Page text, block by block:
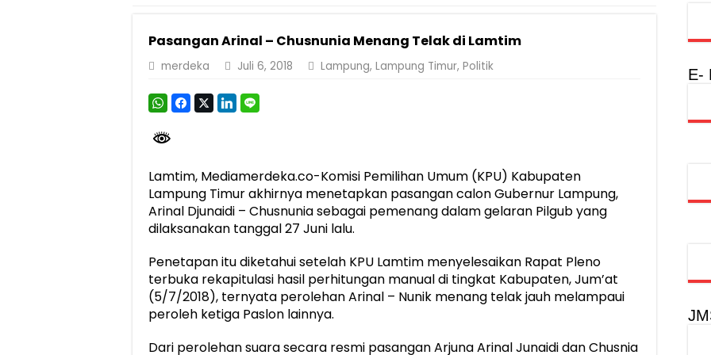
Dirut Jasa Raharja Dampingi Wamenhub Tinjau Penanganan Korban KM Mutiara Sentosa II di RS PHC
Pastikan Pelayanan Maksimal, Direksi Jasa Raharja Tinjau Korban Kebakaran KM Mutiara Sentosa II
Dirut Jasa Raharja Dampingi Wamenhub Tinjau Penanganan Korban KM Mutiara Sentosa II di RS PHC Surabaya
Purnama Wulan Sari Mirza Buka SiSeSa Roadshow Lampung 2026, Dorong Kolaborasi Industri Kreatif dan
Pasangan Arinal – Chusnunia Menang Telak di Lamtim
merdeka Juli 6, 2018 Lampung, Lampung Timur, Politik
Lamtim, Mediamerdeka.co-Komisi Pemilihan Umum (KPU) Kabupaten
Lampung Timur akhirnya menetapkan pasangan calon Gubernur Lampung,
Arinal Djunaidi – Chusnunia sebagai pemenang dalam gelaran Pilgub yang
dilaksanakan tanggal 27 Juni lalu.
Penetapan itu diketahui setelah KPU Lamtim menyelesaikan Rapat Pleno
terbuka rekapitulasi hasil perhitungan manual di tingkat Kabupaten, Jum’at
(5/7/2018), ternyata perolehan Arinal – Nunik menang telak jauh melampaui
peroleh ketiga Paslon lainnya.
Dari perolehan suara secara resmi pasangan Arjuna Arinal Junaidi dan Chusnia
E-